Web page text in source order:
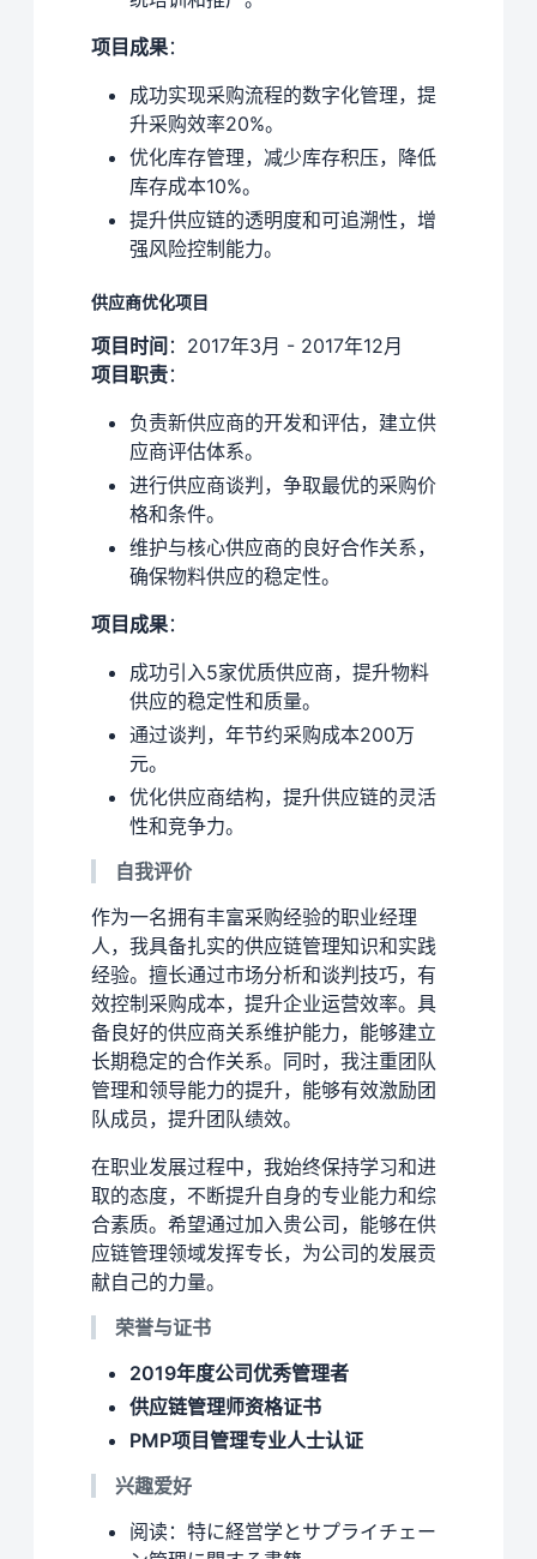
项目成果：
成功实现采购流程的数字化管理，提
升采购效率20%。
优化库存管理，减少库存积压，降低
库存成本10%。
提升供应链的透明度和可追溯性，增
强风险控制能力。
供应商优化项目
项目时间 ：2017年3月 - 2017年12月
项目职责：
负责新供应商的开发和评估，建立供
应商评估体系。
进行供应商谈判，争取最优的采购价
格和条件。
维护与核心供应商的良好合作关系，
确保物料供应的稳定性。
项目成果：
成功引入5家优质供应商，提升物料
供应的稳定性和质量。
通过谈判，年节约采购成本200万
元。
优化供应商结构，提升供应链的灵活
性和竞争力。
自我评价
作为一名拥有丰富采购经验的职业经理
人，我具备扎实的供应链管理知识和实践
经验。擅长通过市场分析和谈判技巧，有
效控制采购成本，提升企业运营效率。具
备良好的供应商关系维护能力，能够建立
长期稳定的合作关系。同时，我注重团队
管理和领导能力的提升，能够有效激励团
队成员，提升团队绩效。
在职业发展过程中，我始终保持学习和进
取的态度，不断提升自身的专业能力和综
合素质。希望通过加入贵公司，能够在供
应链管理领域发挥专长，为公司的发展贡
献自己的力量。
荣誉与证书
2019年度公司优秀管理者
供应链管理师资格证书
PMP项目管理专业人士认证
兴趣爱好
阅读：特に経営学とサプライチェー